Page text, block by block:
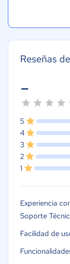
Reseñas
-
5
4
3
2
1
Experiencia
Soporte
Facilidad de